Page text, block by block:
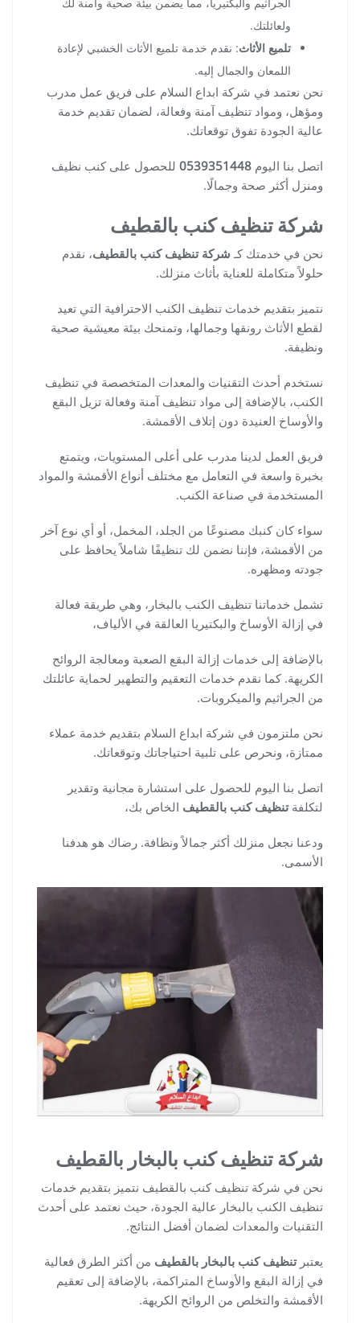
الجراثيم والبكتيريا، مما يضمن بيئة صحية وآمنة لك
ولعائلتك.
تلميع الأثاث: نقدم خدمة تلميع الأثاث الخشبي لإعادة
اللمعان والجمال إليه.
نحن نعتمد في شركة ابداع السلام على فريق عمل مدرب
ومؤهل، ومواد تنظيف آمنة وفعالة، لضمان تقديم خدمة
عالية الجودة تفوق توقعاتك.
اتصل بنا اليوم 0539351448 للحصول على كنب نظيف
ومنزل أكثر صحة وجمالًا.
شركة تنظيف كنب بالقطيف
نحن في خدمتك كـ شركة تنظيف كنب بالقطيف، نقدم
حلولاً متكاملة للعناية بأثاث منزلك.
نتميز بتقديم خدمات تنظيف الكنب الاحترافية التي تعيد
لقطع الأثاث رونقها وجمالها، وتمنحك بيئة معيشية صحية
ونظيفة.
نستخدم أحدث التقنيات والمعدات المتخصصة في تنظيف
الكنب، بالإضافة إلى مواد تنظيف آمنة وفعالة تزيل البقع
والأوساخ العنيدة دون إتلاف الأقمشة.
فريق العمل لدينا مدرب على أعلى المستويات، ويتمتع
بخبرة واسعة في التعامل مع مختلف أنواع الأقمشة والمواد
المستخدمة في صناعة الكنب.
سواء كان كنبك مصنوعًا من الجلد، المخمل، أو أي نوع آخر
من الأقمشة، فإننا نضمن لك تنظيفًا شاملاً يحافظ على
جودته ومظهره.
تشمل خدماتنا تنظيف الكنب بالبخار، وهي طريقة فعالة
في إزالة الأوساخ والبكتيريا العالقة في الألياف،
بالإضافة إلى خدمات إزالة البقع الصعبة ومعالجة الروائح
الكريهة. كما نقدم خدمات التعقيم والتطهير لحماية عائلتك
من الجراثيم والميكروبات.
نحن ملتزمون في شركة ابداع السلام بتقديم خدمة عملاء
ممتازة، ونحرص على تلبية احتياجاتك وتوقعاتك.
اتصل بنا اليوم للحصول على استشارة مجانية وتقدير
لتكلفةتنظيف كنب بالقطيف الخاص بك،
ودعنا نجعل منزلك أكثر جمالاً ونظافة. رضاك هو هدفنا
الأسمى.
شركة تنظيف كنب بالبخار بالقطيف
نحن في شركة تنظيف كنب بالقطيف نتميز بتقديم خدمات
تنظيف الكنب بالبخار عالية الجودة، حيث نعتمد على أحدث
التقنيات والمعدات لضمان أفضل النتائج.
يعتبرتنظيف كنب بالبخار بالقطيف من أكثر الطرق فعالية
في إزالة البقع والأوساخ المتراكمة، بالإضافة إلى تعقيم
الأقمشة والتخلص من الروائح الكريهة.